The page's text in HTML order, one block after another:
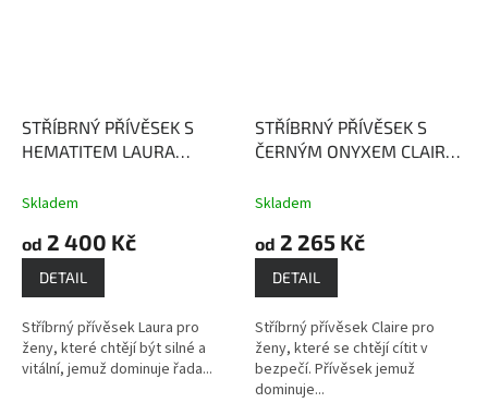
STŘÍBRNÝ PŘÍVĚSEK S
HEMATITEM LAURA
ochranu
Skladem
od 2 400 Kč
DETAIL
Stříbrný přívěsek Laura pro
ženy, které chtějí být silné a
vitální, jemuž dominuje řada...
STŘÍBRNÝ PŘÍVĚSEK S
ČERNÝM ONYXEM CLAIRE
ochrany
Skladem
od 2 265 Kč
DETAIL
Stříbrný přívěsek Claire pro
ženy, které se chtějí cítit v
bezpečí. Přívěsek jemuž
dominuje...